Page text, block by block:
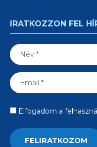
IRATKOZZON FEL
Elfogadom a